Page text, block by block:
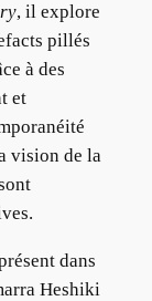
, il explore
pillés
à des
et
vision de la
dans
Heshiki